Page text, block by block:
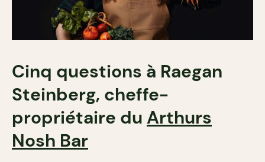
Cinq questions à Raegan
Steinberg, cheffe-
propriétaire du Arthurs
Nosh Bar